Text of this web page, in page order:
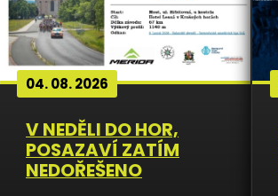
V NEDĚLI DO HOR,
POSAZAVÍ ZATÍM
NEDOŘEŠENO
04. 08. 2026